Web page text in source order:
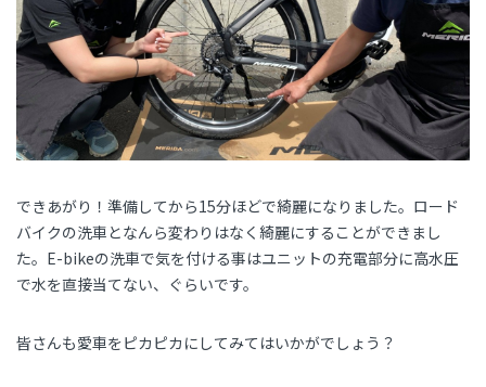
できあがり！準備してから15分ほどで綺麗になりました。ロード
バイクの洗車となんら変わりはなく綺麗にすることができまし
た。E-bikeの洗車で気を付ける事はユニットの充電部分に高水圧
で水を直接当てない、ぐらいです。
皆さんも愛車をピカピカにしてみてはいかがでしょう？